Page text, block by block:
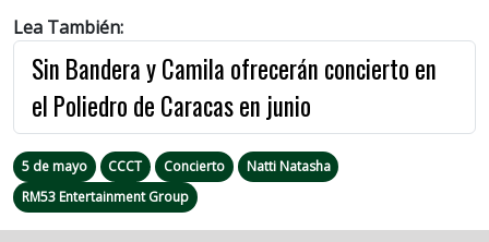
Lea También:
Sin Bandera y Camila ofrecerán concierto en
el Poliedro de Caracas en junio
5 de mayo CCCT Concierto
Natti Natasha
RM53 Entertainment Group